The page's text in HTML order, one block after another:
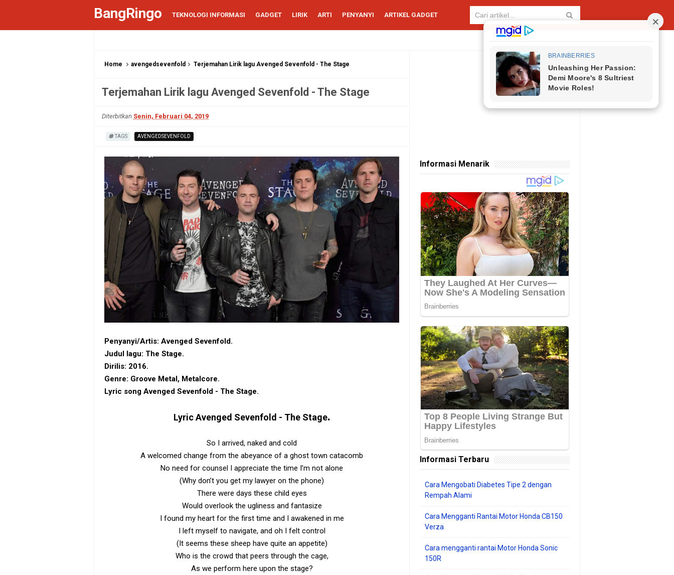
BangRingo TEKNOLOGI INFORMASI GADGET LIRIK ARTI PENYANYI ARTIKEL GADGET
Home avengedsevenfold Terjemahan Lirik lagu Avenged Sevenfold - The Stage
Terjemahan Lirik lagu Avenged Sevenfold - The Stage
Diterbitkan Senin, Februari 04, 2019
TAGS AVENGEDSEVENFOLD
Penyanyi/Artis: Avenged Sevenfold.
Judul lagu: The Stage.
Dirilis: 2016.
Genre: Groove Metal, Metalcore.
Lyric song Avenged Sevenfold - The Stage.
Lyric Avenged Sevenfold - The Stage.
So I arrived, naked and cold
A welcomed change from the abeyance of a ghost town catacomb
No need for counsel I appreciate the time I’m not alone
(Why don’t you get my lawyer on the phone)
There were days these child eyes
Would overlook the ugliness and fantasize
I found my heart for the first time and I awakened in me
I left myself to navigate, and oh I felt control
(It seems these sheep have quite an appetite)
Who is the crowd that peers through the cage,
As we perform here upon the stage?
Informasi Menarik
Informasi Terbaru
Cara Mengobati Diabetes Tipe 2 dengan
Rempah Alami
Cara Mengganti Rantai Motor Honda CB150
Verza
Cara mengganti rantai Motor Honda Sonic
150R